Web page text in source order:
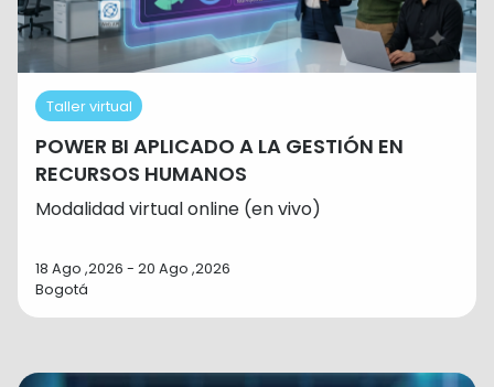
Taller virtual
POWER BI APLICADO A LA GESTIÓN EN
RECURSOS HUMANOS
Modalidad virtual online (en vivo)
18 Ago ,2026 - 20 Ago ,2026
Bogotá